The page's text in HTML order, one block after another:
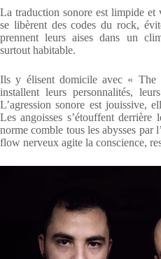
La traduction sonore est limpide et
se libèrent des codes du rock,
prennent leurs aises dans un
surtout habitable.
Ils y élisent domicile avec «
installent leurs personnalités,
L’agression sonore est jouissive,
Les angoisses s’étouffent derrière
norme comble tous les abysses par
flow nerveux agite la conscience,